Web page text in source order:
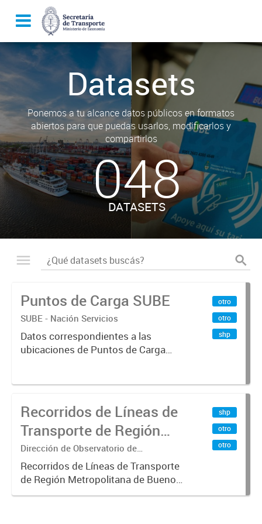
Datasets
Ponemos a tu alcance datos públicos en formatos
abiertos para que puedas usarlos, modificarlos y
compartirlos
048
DATASETS
Puntos de Carga SUBE
SUBE - Nación Servicios
Datos correspondientes a las
ubicaciones de Puntos de Carga
otro
otro
shp
Recorridos de Líneas de
Transporte de Región
Metropolitana de
Buenos Aires (RMBA)
Dirección de Observatorio de
Transporte, Estudio y Sistemas
Recorridos de Líneas de Transporte
de Región Metropolitana de Buenos
Aires (RMBA).-
shp
otro
otro